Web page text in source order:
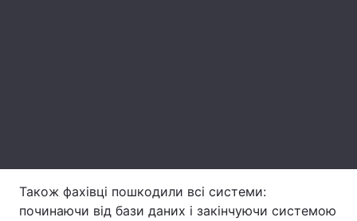
Також фахівці пошкодили всі системи:
починаючи від бази даних і закінчуючи системою